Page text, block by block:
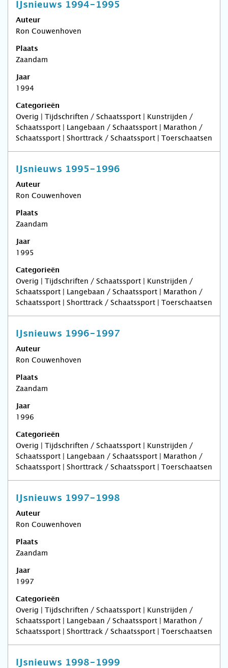
IJsnieuws 1994-1995
Auteur
Ron Couwenhoven
Plaats
Zaandam
Jaar
1994
Categorieën
Overig | Tijdschriften / Schaatssport | Kunstrijden /
Schaatssport | Langebaan / Schaatssport | Marathon /
Schaatssport | Shorttrack / Schaatssport | Toerschaatsen
IJsnieuws 1995-1996
Auteur
Ron Couwenhoven
Plaats
Zaandam
Jaar
1995
Categorieën
Overig | Tijdschriften / Schaatssport | Kunstrijden /
Schaatssport | Langebaan / Schaatssport | Marathon /
Schaatssport | Shorttrack / Schaatssport | Toerschaatsen
IJsnieuws 1996-1997
Auteur
Ron Couwenhoven
Plaats
Zaandam
Jaar
1996
Categorieën
Overig | Tijdschriften / Schaatssport | Kunstrijden /
Schaatssport | Langebaan / Schaatssport | Marathon /
Schaatssport | Shorttrack / Schaatssport | Toerschaatsen
IJsnieuws 1997-1998
Auteur
Ron Couwenhoven
Plaats
Zaandam
Jaar
1997
Categorieën
Overig | Tijdschriften / Schaatssport | Kunstrijden /
Schaatssport | Langebaan / Schaatssport | Marathon /
Schaatssport | Shorttrack / Schaatssport | Toerschaatsen
IJsnieuws 1998-1999